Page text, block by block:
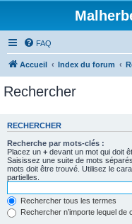
FAQ
Accueil Index du forum
Rechercher
RECHERCHER
Recherche par mots-clés :
Placez un + devant un mot qui doit
Saisissez une suite de mots
mots doit être trouvé. Utilisez le
partielles.
Rechercher tous les termes
Rechercher n’importe lequel de